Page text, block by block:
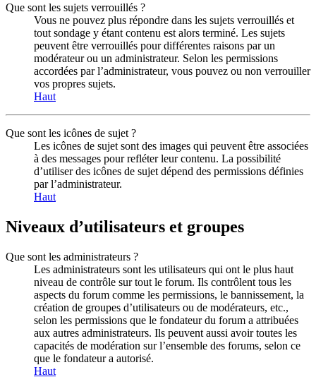
Que sont les sujets verrouillés ?
Vous ne pouvez plus répondre dans les sujets verrouillés et
tout sondage y étant contenu est alors terminé. Les sujets
peuvent être verrouillés pour différentes raisons par un
modérateur ou un administrateur. Selon les permissions
accordées par l’administrateur, vous pouvez ou non verrouiller
vos propres sujets.
Haut
Que sont les icônes de sujet ?
Les icônes de sujet sont des images qui peuvent être associées
à des messages pour refléter leur contenu. La possibilité
d’utiliser des icônes de sujet dépend des permissions définies
par l’administrateur.
Haut
Niveaux d’utilisateurs et groupes
Que sont les administrateurs ?
Les administrateurs sont les utilisateurs qui ont le plus haut
niveau de contrôle sur tout le forum. Ils contrôlent tous les
aspects du forum comme les permissions, le bannissement, la
création de groupes d’utilisateurs ou de modérateurs, etc.,
selon les permissions que le fondateur du forum a attribuées
aux autres administrateurs. Ils peuvent aussi avoir toutes les
capacités de modération sur l’ensemble des forums, selon ce
que le fondateur a autorisé.
Haut